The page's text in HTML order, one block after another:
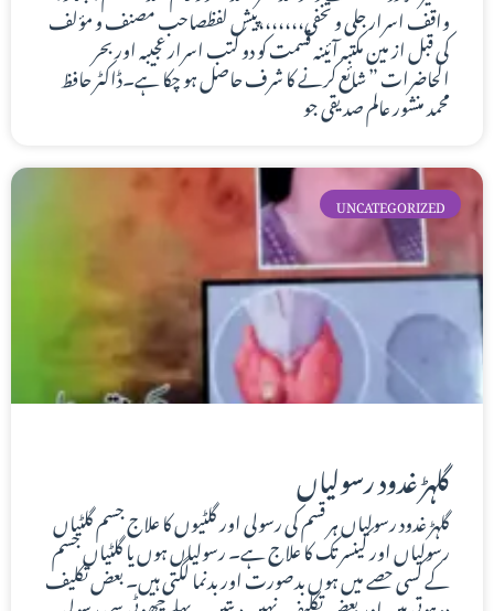
واقف اسرار جلی و تخفی،،،،،،،پیش لفظصاحب مصنف و مؤلف
کی قبل از مین مکتبه آئینه قسمت کو دو کتب اسرار عجیبه اور بحر
الحاضرات ” شائع کرنے کا شرف حاصل ہو چکا ہے۔ڈاکٹر حافظ
محمد منشور عالم صدیقی جو
UNCATEGORIZED
گلہڑ غدود رسولیاں
گلہڑ غدود رسولیاں ہر قسم کی رسولی اور گلٹیوں کا علاج جسم گلٹیاں
رسولیاں اور کینسر تک کا علاج ہے۔ رسولیاں ہوں یا گلٹیاں جسم
کے کسی حصے میں ہوں بدصورت اور بدنما لگتی ہیں۔ بعض تکلیف